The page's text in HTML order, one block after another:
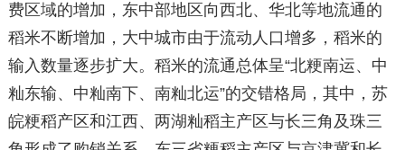
费区域的增加，东中部地区向西北、华北等地流通的
稻米不断增加，大中城市由于流动人口增多，稻米的
输入数量逐步扩大。稻米的流通总体呈“北粳南运、中
籼东输、中籼南下、南籼北运”的交错格局，其中，苏
皖粳稻产区和江西、两湖籼稻主产区与长三角及珠三